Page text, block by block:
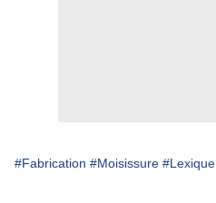
#Fabrication #Moisissure #Lexique